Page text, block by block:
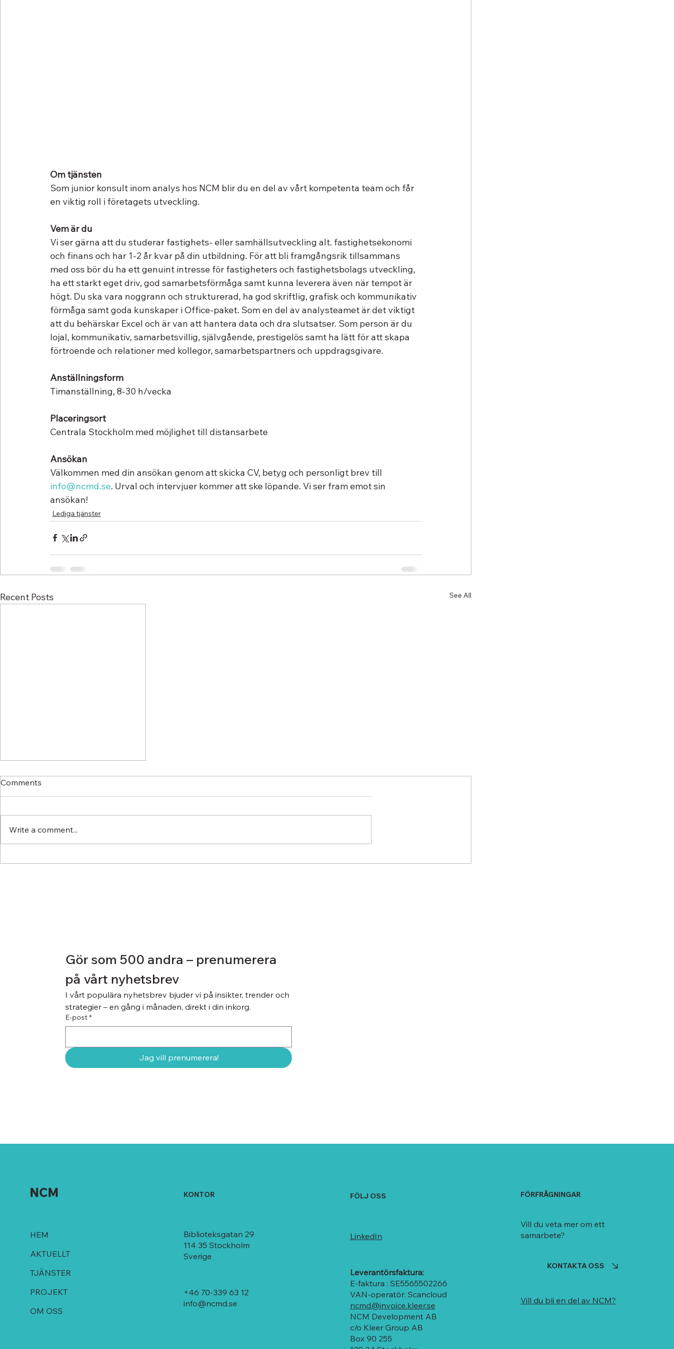
Om tjänsten
Som junior konsult inom analys hos NCM blir du en del av vårt kompetenta team och får
en viktig roll i företagets utveckling.
Vem är du
Vi ser gärna att du studerar fastighets- eller samhällsutveckling alt. fastighetsekonomi
och finans och har 1-2 år kvar på din utbildning. För att bli framgångsrik tillsammans
med oss bör du ha ett genuint intresse för fastigheters och fastighetsbolags utveckling,
ha ett starkt eget driv, god samarbetsförmåga samt kunna leverera även när tempot är
högt. Du ska vara noggrann och strukturerad, ha god skriftlig, grafisk och kommunikativ
förmåga samt goda kunskaper i Office-paket. Som en del av analysteamet är det viktigt
att du behärskar Excel och är van att hantera data och dra slutsatser. Som person är du
lojal, kommunikativ, samarbetsvillig, självgående, prestigelös samt ha lätt för att skapa
förtroende och relationer med kollegor, samarbetspartners och uppdragsgivare.
Anställningsform
Timanställning, 8-30 h/vecka
Placeringsort
Centrala Stockholm med möjlighet till distansarbete
Ansökan
Välkommen med din ansökan genom att skicka CV, betyg och personligt brev till
info@ncmd.se. Urval och intervjuer kommer att ske löpande. Vi ser fram emot sin
ansökan!
Lediga tjänster
Recent Posts See All
Comments
Write a comment...
Gör som 500 andra – prenumerera
på vårt nyhetsbrev
I vårt populära nyhetsbrev bjuder vi på insikter, trender och
strategier – en gång i månaden, direkt i din inkorg.
E-post *
Jag vill prenumerera!
NCM
HEM
AKTUELLT
TJÄNSTER
PROJEKT
OM OSS
KONTOR
Biblioteksgatan 29
114 35 Stockholm
Sverige
+46 70-339 63 12
info@ncmd.se
FÖLJ OSS
LinkedIn
Leverantörsfaktura:
E-faktura : SE5565502266
VAN-operatör: Scancloud
ncmd@invoice.kleer.se
NCM Development AB
c/o Kleer Group AB
Box 90 255
FÖRFRÅGNINGAR
Vill du veta mer om ett
samarbete?
KONTAKTA OSS
Vill du bli en del av NCM?